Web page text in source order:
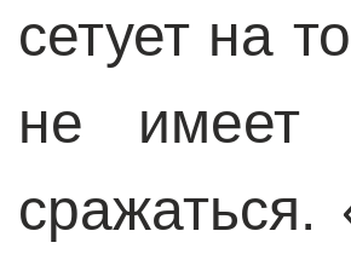
сетует на
не имеет